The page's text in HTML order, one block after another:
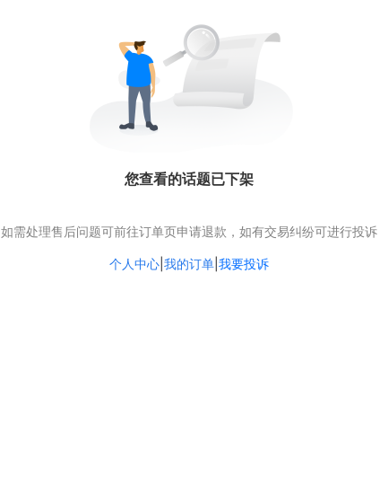
您查看的话题已下架
如需处理售后问题可前往订单页申请退款，如有交易纠纷可进行投诉
个人中心 我的订单 我要投诉